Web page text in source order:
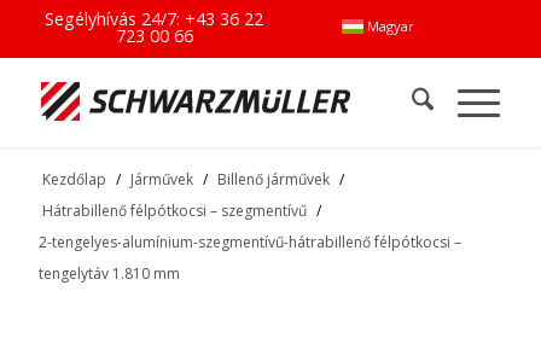
Magyar
Segélyhívás 24/7:+43 36 22
723 00 66
Kezdőlap / Járművek / Billenő járművek /
Hátrabillenő félpótkocsi – szegmentívű /
2-tengelyes-alumínium-szegmentívű-hátrabillenő félpótkocsi –
tengelytáv 1.810 mm